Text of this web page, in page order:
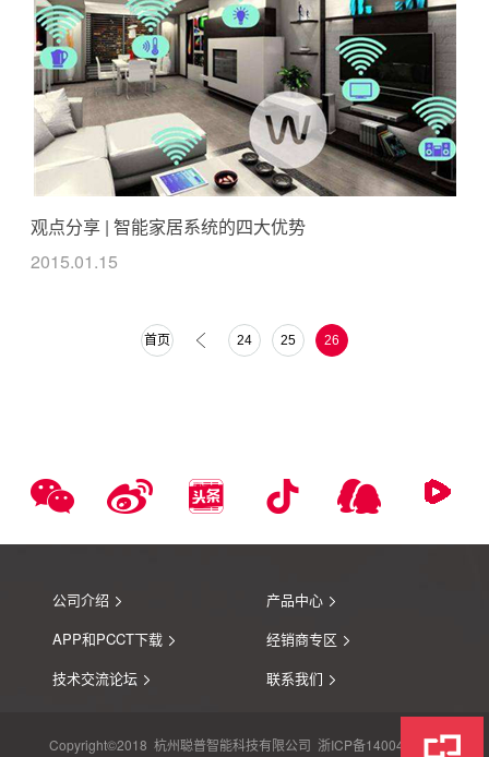
观点分享 | 智能家居系统的四大优势
2015.01.15
首页 24 25 26
公司介绍
产品中心
APP和PCCT下载
经销商专区
技术交流论坛
联系我们
Copyright©2018 杭州聪普智能科技有限公司 浙ICP备14004274号